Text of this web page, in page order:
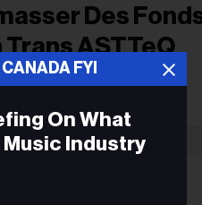
Des
ASTTeQ
FYI
On What
Industry